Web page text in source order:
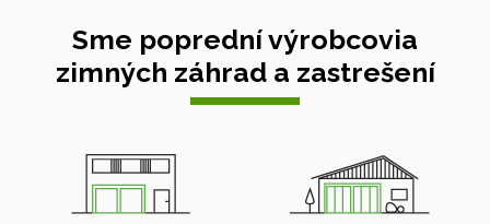
Sme poprední výrobcovia
zimných záhrad a zastrešení